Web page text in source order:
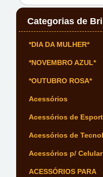
Categorias de
*DIA DA MULHER*
*NOVEMBRO AZUL*
*OUTUBRO ROSA*
Acessórios
Acessórios de
Acessórios de
Acessórios p/ Celular
ACESSÓRIOS PARA